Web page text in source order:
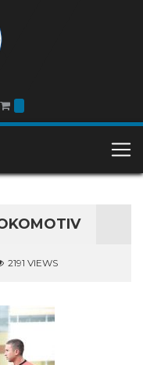
2191 VIEWS